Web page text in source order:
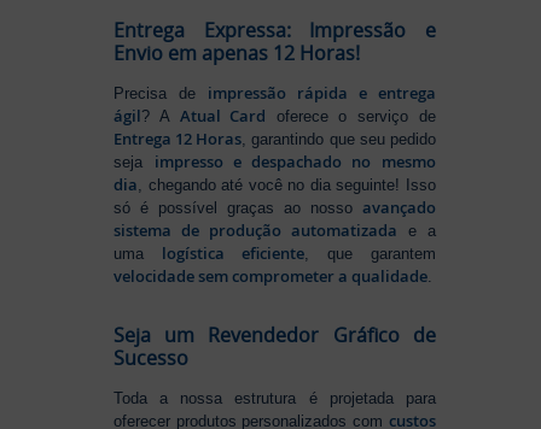
Entrega Expressa: Impressão e
Envio em apenas 12 Horas!
Precisa de impressão rápida e entrega
ágil? A Atual Card oferece o serviço de
Entrega 12 Horas, garantindo que seu pedido
seja impresso e despachado no mesmo
dia, chegando até você no dia seguinte! Isso
só é possível graças ao nosso avançado
sistema de produção automatizada e a
uma logística eficiente, que garantem
velocidade sem comprometer a qualidade.
Seja um Revendedor Gráfico de
Sucesso
Toda a nossa estrutura é projetada para
oferecer produtos personalizados com custos